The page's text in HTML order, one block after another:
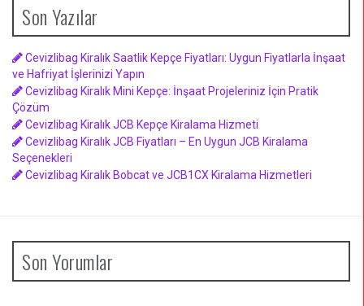
Son Yazılar
Cevizlibag Kiralık Saatlik Kepçe Fiyatları: Uygun Fiyatlarla İnşaat
ve Hafriyat İşlerinizi Yapın
Cevizlibag Kiralık Mini Kepçe: İnşaat Projeleriniz İçin Pratik
Çözüm
Cevizlibag Kiralık JCB Kepçe Kiralama Hizmeti
Cevizlibag Kiralık JCB Fiyatları – En Uygun JCB Kiralama
Seçenekleri
Cevizlibag Kiralık Bobcat ve JCB1CX Kiralama Hizmetleri
Son Yorumlar